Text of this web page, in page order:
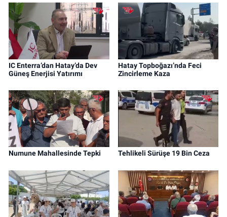
IC Enterra’dan Hatay’da Dev
Güneş Enerjisi Yatırımı
Hatay Topboğazı’nda Feci
Zincirleme Kaza
Numune Mahallesinde Tepki Tehlikeli Sürüşe 19 Bin Ceza